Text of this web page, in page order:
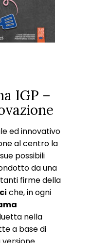
IGP –
ed innovativo
al centro la
possibili
da una
firme della
che, in ogni
nella
a base di